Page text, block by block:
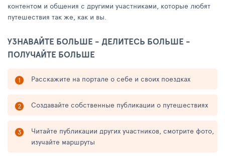
контентом и общения с другими участниками, которые любят
путешествия так же, как и вы.
УЗНАВАЙТЕ БОЛЬШЕ - ДЕЛИТЕСЬ БОЛЬШЕ -
ПОЛУЧАЙТЕ БОЛЬШЕ
Расскажите на портале о себе и своих поездках
Создавайте собственные публикации о путешествиях
Читайте публикации других участников, смотрите фото,
изучайте маршруты